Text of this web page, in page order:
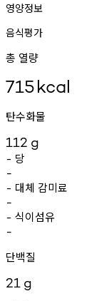
영양정보
음식평가
총 열량
715kcal
탄수화물
112 g
- 당
-
- 대체 감미료
-
- 식이섬유
-
단백질
21 g